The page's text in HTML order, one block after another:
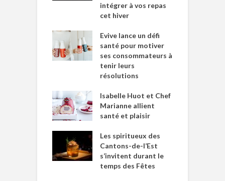
intégrer à vos repas
cet hiver
Evive lance un défi
santé pour motiver
ses consommateurs à
tenir leurs
résolutions
Isabelle Huot et Chef
Marianne allient
santé et plaisir
Les spiritueux des
Cantons-de-l’Est
s’invitent durant le
temps des Fêtes